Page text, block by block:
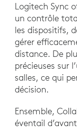
Logitech Sync
un contrôle
les dispositifs,
gérer
distance. De
précieuses sur
salles, ce qui
décision.
Ensemble,
éventail